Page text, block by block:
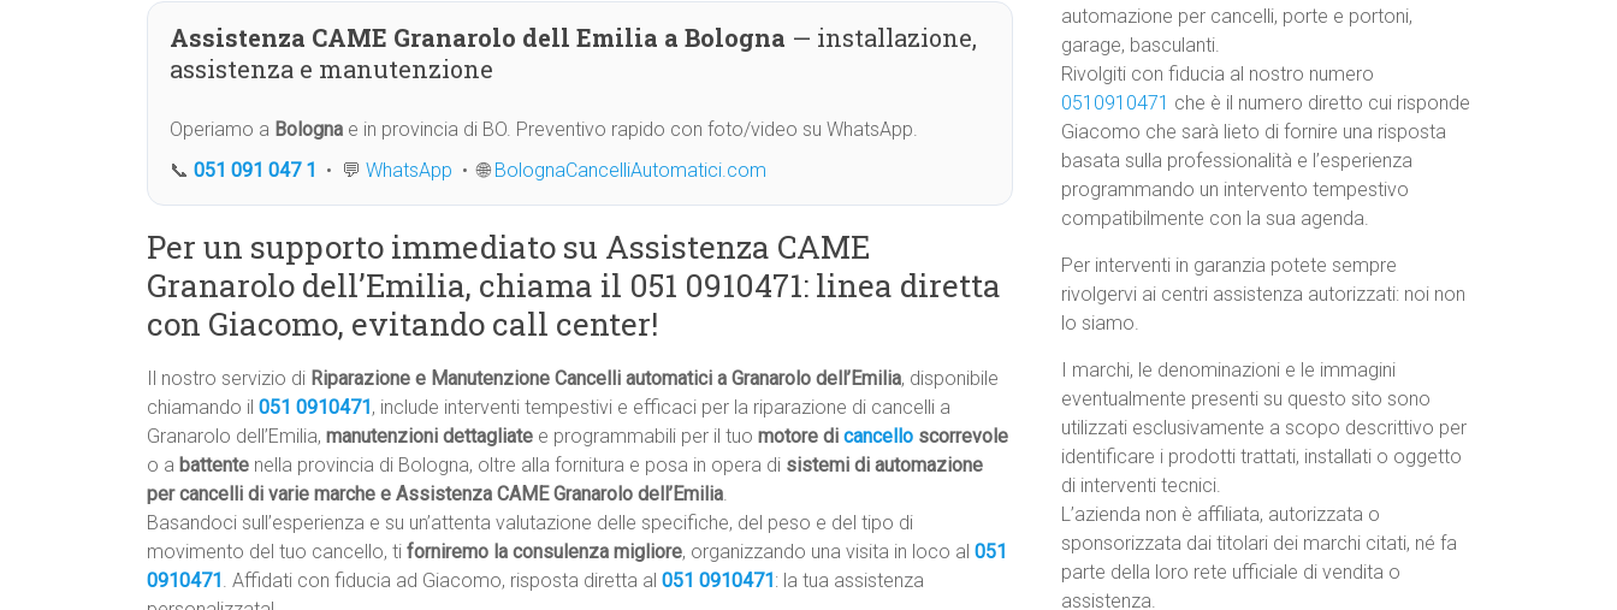
Assistenza CAME Granarolo dell Emilia a Bologna — installazione,
assistenza e manutenzione
Operiamo a Bologna e in provincia di BO. Preventivo rapido con foto/video su WhatsApp.
📞 051 091 047 1 • 💬 WhatsApp • 🌐 BolognaCancelliAutomatici.com
Per un supporto immediato su Assistenza CAME
Granarolo dell’Emilia, chiama il 051 0910471: linea diretta
con Giacomo, evitando call center!
Il nostro servizio di Riparazione e Manutenzione Cancelli automatici a Granarolo dell’Emilia, disponibile
chiamando il 051 0910471 , include interventi tempestivi e efficaci per la riparazione di cancelli a
Granarolo dell’Emilia, manutenzioni dettagliate e programmabili per il tuo motore di cancello scorrevole
o a battente nella provincia di Bologna, oltre alla fornitura e posa in opera di sistemi di automazione
per cancelli di varie marche e Assistenza CAME Granarolo dell’Emilia.
Basandoci sull’esperienza e su un’attenta valutazione delle specifiche, del peso e del tipo di
movimento del tuo cancello, ti forniremo la consulenza migliore, organizzando una visita in loco al 051
0910471 . Affidati con fiducia ad Giacomo, risposta diretta al 051 0910471 : la tua assistenza
automazione per cancelli, porte e portoni,
garage, basculanti.
Rivolgiti con fiducia al nostro numero
0510910471 che è il numero diretto cui risponde
Giacomo che sarà lieto di fornire una risposta
basata sulla professionalità e l’esperienza
programmando un intervento tempestivo
compatibilmente con la sua agenda.
Per interventi in garanzia potete sempre
rivolgervi ai centri assistenza autorizzati: noi non
lo siamo.
I marchi, le denominazioni e le immagini
eventualmente presenti su questo sito sono
utilizzati esclusivamente a scopo descrittivo per
identificare i prodotti trattati, installati o oggetto
di interventi tecnici.
L’azienda non è affiliata, autorizzata o
sponsorizzata dai titolari dei marchi citati, né fa
parte della loro rete ufficiale di vendita o
assistenza.